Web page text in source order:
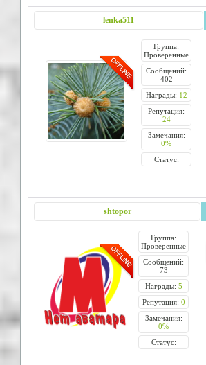
lenka511
Группа:
Проверенные
Сообщений:
402
Награды: 12
Репутация:
24
Замечания:
0%
Статус:
shtopor
Группа:
Проверенные
Сообщений:
73
Награды: 5
Репутация: 0
Замечания:
0%
Статус: